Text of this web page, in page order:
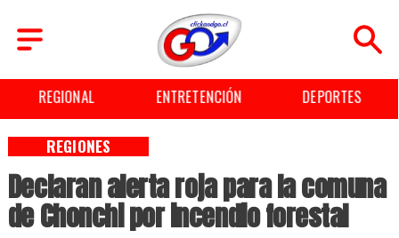
REGIONAL ENTRETENCIÓN DEPORTES
Declaran alerta roja para la comuna
de Chonchi por incendio forestal
REGIONES